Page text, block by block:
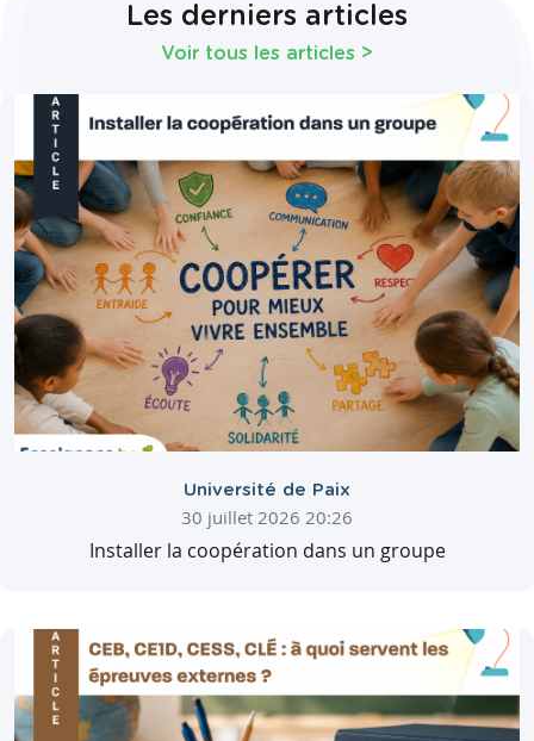
Les derniers articles
Voir tous les articles >
Université de Paix
30 juillet 2026 20:26
Installer la coopération dans un groupe